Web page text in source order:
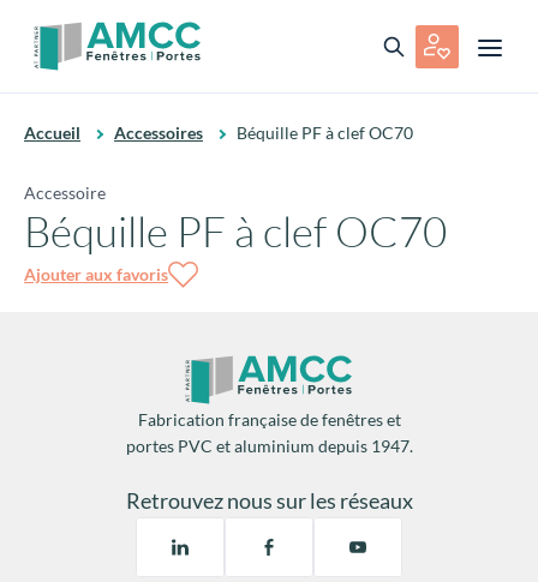
Accueil Accessoires Béquille PF à clef OC70
Accessoire
Béquille PF à clef OC70
Ajouter aux favoris
Fabrication française de fenêtres et
portes PVC et aluminium depuis 1947.
Retrouvez nous sur les réseaux